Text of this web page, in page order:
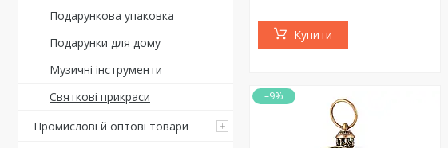
Подарункова упаковка
Подарунки для дому
Музичні інструменти
Святкові прикраси
Промислові й оптові товари
Купити
–9%